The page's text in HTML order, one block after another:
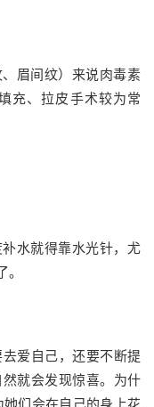
眉间纹）来说肉毒素
充、拉皮手术较为常
水就得靠水光针，尤
爱自己，还要不断提
就会发现惊喜。为什
们会在自己的身上花